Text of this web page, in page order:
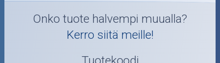
Onko tuote halvempi muualla?
Kerro siitä meille!